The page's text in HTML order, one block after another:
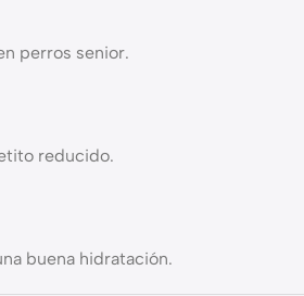
perros senior.
reducido.
buena hidratación.